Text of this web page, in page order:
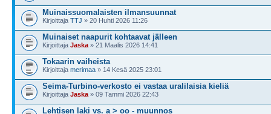
Muinaissuomalaisten ilmansuunnat
Kirjoittaja TTJ » 20 Huhti 2026 11:26
Muinaiset naapurit kohtaavat jälleen
Kirjoittaja Jaska » 21 Maalis 2026 14:41
Tokaarin vaiheista
Kirjoittaja merimaa » 14 Kesä 2025 23:01
Seima-Turbino-verkosto ei vastaa uralilaisia kieliä
Kirjoittaja Jaska » 09 Tammi 2026 22:43
Lehtisen laki vs. a > oo - muunnos